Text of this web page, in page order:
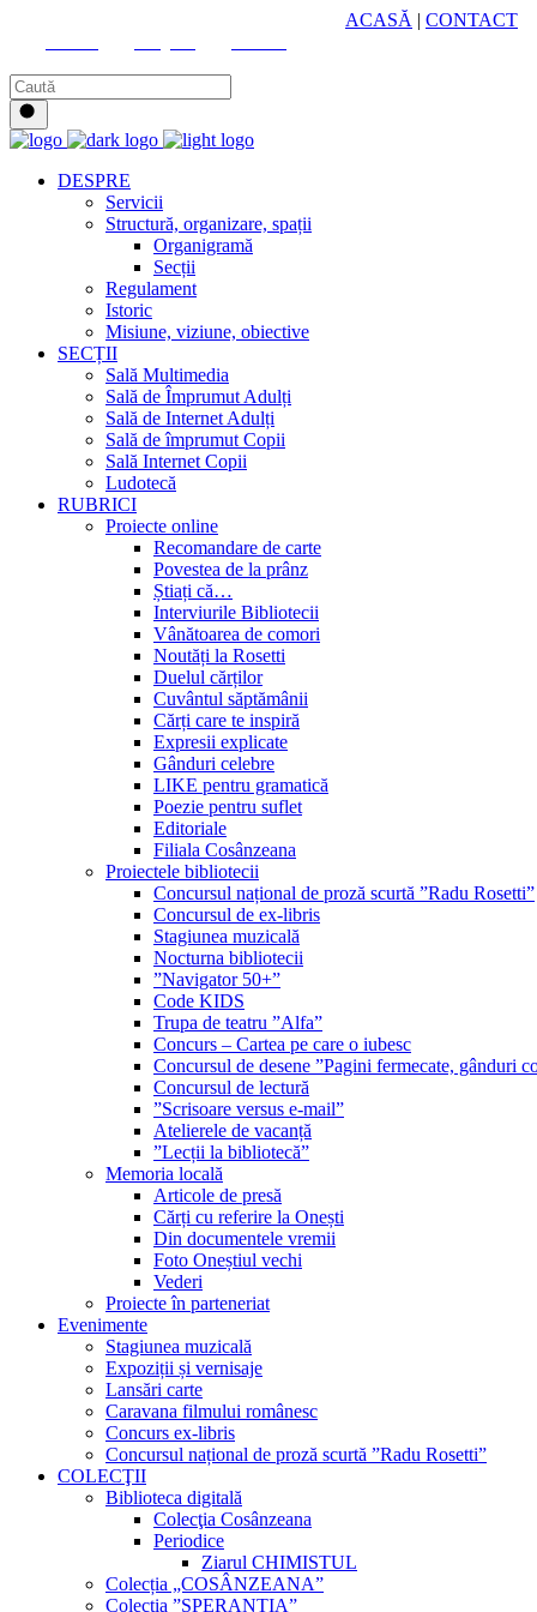
ACASĂ | CONTACT
DESPRE
Servicii
Structură, organizare, spații
Organigramă
Secții
Regulament
Istoric
Misiune, viziune, obiective
SECȚII
Sală Multimedia
Sală de Împrumut Adulți
Sală de Internet Adulți
Sală de împrumut Copii
Sală Internet Copii
Ludotecă
RUBRICI
Proiecte online
Recomandare de carte
Povestea de la prânz
Știați că…
Interviurile Bibliotecii
Vânătoarea de comori
Noutăți la Rosetti
Duelul cărților
Cuvântul săptămânii
Cărți care te inspiră
Expresii explicate
Gânduri celebre
LIKE pentru gramatică
Poezie pentru suflet
Editoriale
Filiala Cosânzeana
Proiectele bibliotecii
Concursul național de proză scurtă ”Radu Rosetti”
Concursul de ex-libris
Stagiunea muzicală
Nocturna bibliotecii
”Navigator 50+”
Code KIDS
Trupa de teatru ”Alfa”
Concurs – Cartea pe care o iubesc
Concursul de desene ”Pagini fermecate, gânduri
Concursul de lectură
”Scrisoare versus e-mail”
Atelierele de vacanță
”Lecții la bibliotecă”
Memoria locală
Articole de presă
Cărți cu referire la Onești
Din documentele vremii
Foto Oneștiul vechi
Vederi
Proiecte în parteneriat
Evenimente
Stagiunea muzicală
Expoziții și vernisaje
Lansări carte
Caravana filmului românesc
Concurs ex-libris
Concursul național de proză scurtă ”Radu Rosetti”
COLECŢII
Biblioteca digitală
Colecţia Cosânzeana
Periodice
Ziarul CHIMISTUL
Colecția „COSÂNZEANA”
Colecția ”SPERANȚIA”